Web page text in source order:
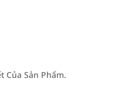
Của Sản Phẩm.